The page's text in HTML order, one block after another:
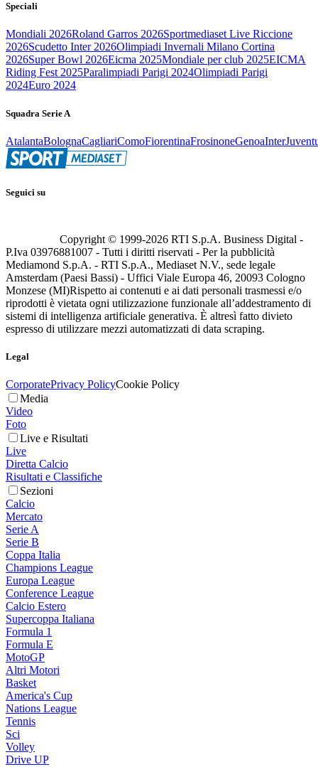
Speciali
Mondiali 2026Roland Garros 2026Sportmediaset Live Riccione
2026Scudetto Inter 2026Olimpiadi Invernali Milano Cortina
2026Super Bowl 2026Eicma 2025Mondiale per club 2025EICMA
Riding Fest 2025Paralimpiadi Parigi 2024Olimpiadi Parigi
2024Euro 2024
Squadra Serie A
AtalantaBolognaCagliariComoFiorentinaFrosinoneGenoaInter
Seguici su
Copyright © 1999-2026 RTI S.p.A. Business Digital -
P.Iva 03976881007 - Tutti i diritti riservati - Per la pubblicità
Mediamond S.p.A. - RTI S.p.A., Mediaset N.V., sede legale
Amsterdam (Paesi Bassi) - Uffici Viale Europa 46, 20093 Cologno
Monzese (MI)Rispetto ai contenuti e ai dati personali trasmessi e/o
riprodotti è vietata ogni utilizzazione funzionale all’addestramento di
sistemi di intelligenza artificiale generativa. È altresì fatto divieto
espresso di utilizzare mezzi automatizzati di data scraping.
Legal
CorporatePrivacy PolicyCookie Policy
Media
Video
Foto
Live e Risultati
Live
Diretta Calcio
Risultati e Classifiche
Sezioni
Calcio
Mercato
Serie A
Serie B
Coppa Italia
Champions League
Europa League
Conference League
Calcio Estero
Supercoppa Italiana
Formula 1
Formula E
MotoGP
Altri Motori
Basket
America's Cup
Nations League
Tennis
Sci
Volley
Drive UP